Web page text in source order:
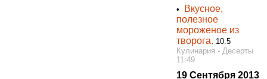
•
Вкусное,
полезное
мороженое из
творога. 10.5
Кулинария - Десерты
11:49
19 Сентября 2013